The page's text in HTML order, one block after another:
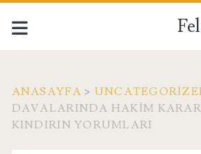
ANASAYFA >
DAVALARINDA HAKIM
KINDIRIN YORUMLARI